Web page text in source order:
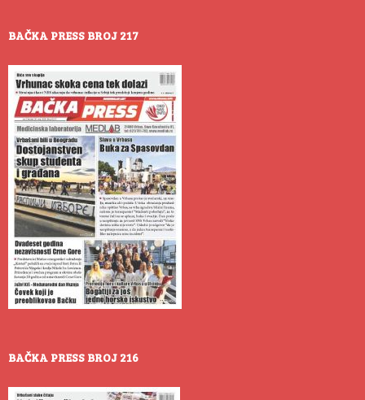
BAČKA PRESS BROJ 217
BAČKA PRESS BROJ 216